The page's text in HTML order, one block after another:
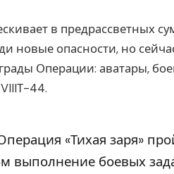
в предрассветных
новые опасности, но
Операции: аватары,
44.
«Тихая заря»
выполнение боевых